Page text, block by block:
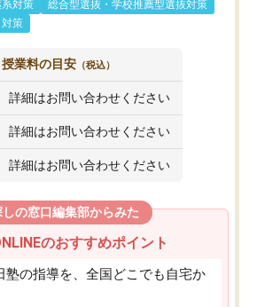
系対策
総合型選抜・学校推薦型選抜対策
策
授業料の目安 （税込）
詳細はお問い合わせください
詳細はお問い合わせください
詳細はお問い合わせください
の窓口編集部からみた
のおすすめポイント
塾の指導を、全国どこでも自宅か